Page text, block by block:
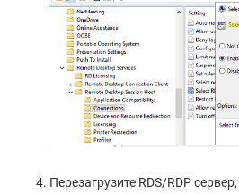
Перезагрузите RDS/RDP